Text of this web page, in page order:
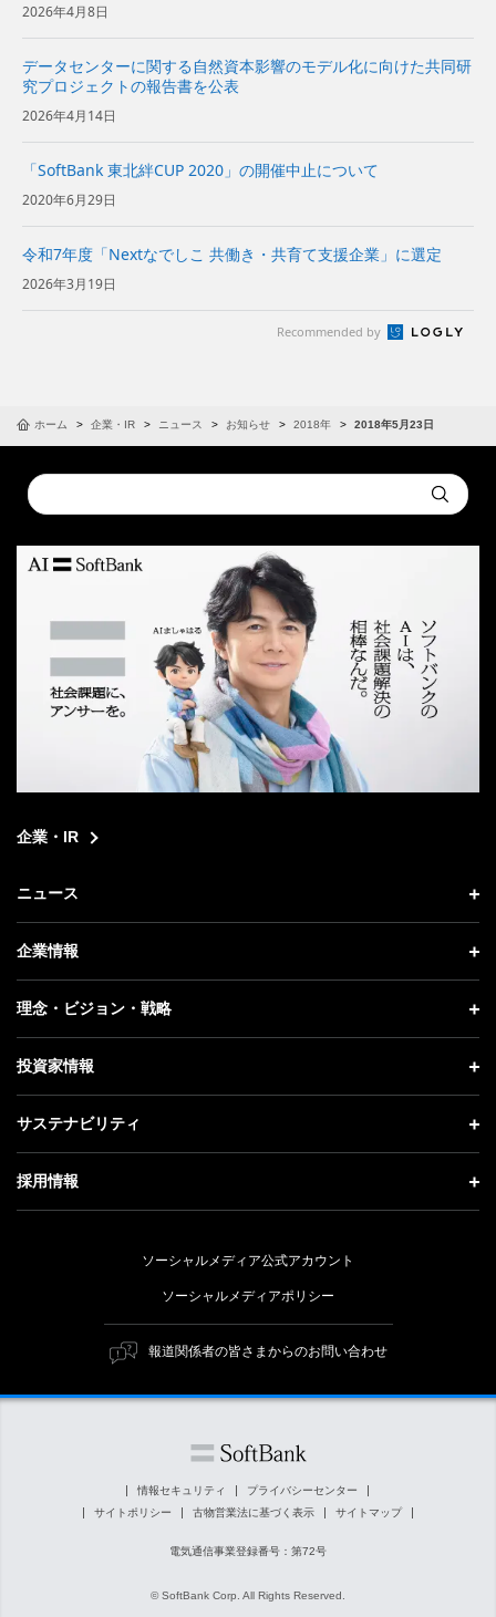
2026年4月8日
データセンターに関する自然資本影響のモデル化に向けた共同研
究プロジェクトの報告書を公表
2026年4月14日
「SoftBank 東北絆CUP 2020」の開催中止について
2020年6月29日
令和7年度「Nextなでしこ 共働き・共育て支援企業」に選定
2026年3月19日
Recommended by
ホーム 企業・IR ニュース お知らせ 2018年 2018年5月23日
Conduct
a
Submit
企業・IR
ニュース
ニュース トップ
プレスリリース
更新情報
記者説明会
企業情報
企業情報 トップ
社長メッセージ
事業紹介
ガバナンス
理念・ビジョン・戦略
理念・ビジョン・戦略 トップ
成長戦略「Activate AI for Society」
人材戦略
投資家情報
投資家情報 トップ
経営方針
個人投資家の皆さまへ
株式と社債について
サステナビリティ
サステナビリティ トップ
トップメッセージ
ESG方針・体制
マテリアリティ（重要課題）
ESGの主な取り組み
外部評価・イニシアチブ
採用情報
障がい者採用
ソーシャルメディア公式アカウント
ソーシャルメディアポリシー
報道関係者の皆さまからのお問い合わせ
情報セキュリティ
プライバシーセンター
サイトポリシー
古物営業法に基づく表示 サイトマップ
電気通信事業登録番号：第72号
© SoftBank Corp. All Rights Reserved.